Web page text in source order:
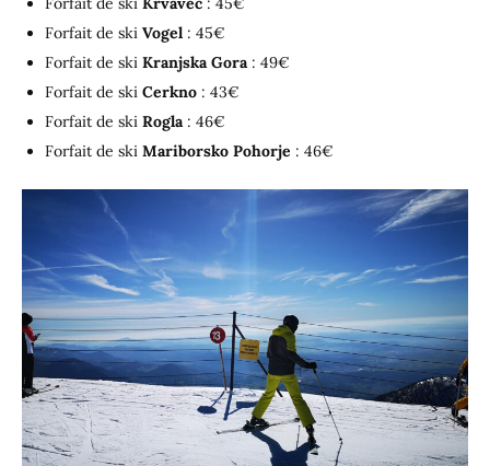
Forfait de ski Vogel : 45€
Forfait de ski Kranjska Gora: 49€
Forfait de ski Cerkno : 43€
Forfait de ski Rogla: 46€
Forfait de ski Mariborsko Pohorje : 46€